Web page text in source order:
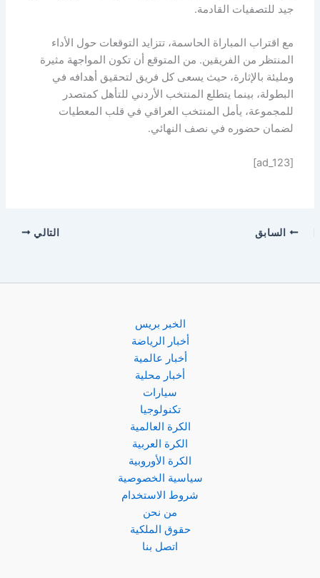
جيد للتصفيات القادمة.
مع اقتراب المباراة الحاسمة، تتزايد التوقعات حول الأداء
المنتظر من الفريقين. من المتوقع أن تكون المواجهة مثيرة
ومليئة بالإثارة، حيث يسعى كل فريق لتحقيق أهدافه في
البطولة، بينما يتطلع المنتخب الأردني للتأهل كمتصدر
للمجموعة، يأمل المنتخب العراقي في قلب المعطيات
لضمان حضوره في نصف النهائي.
[ad_123]
السابق التالي
الخبر بريس
أخبار الرياضة
أخبار عالمية
أخبار محلية
سيارات
تكنولوجيا
الكرة العالمية
الكرة العربية
الكرة الأوروبية
سياسية الخصوصية
شروط الاستخدام
من نحن
حقوق الملكية
اتصل بنا